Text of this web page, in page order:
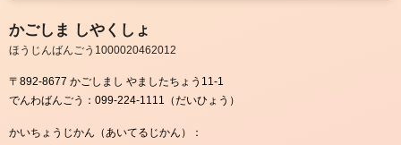
かごしま しやくしょ
ほうじんばんごう1000020462012
〒892-8677 かごしまし やましたちょう11-1
でんわばんごう： 099-224-1111（だいひょう）
かいちょうじかん（あいてるじかん）：